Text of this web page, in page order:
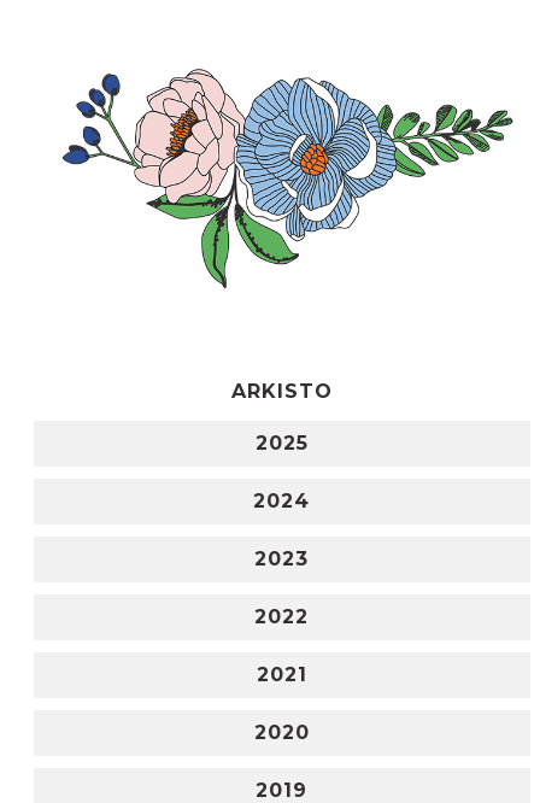
ARKISTO
2025
2024
2023
2022
2021
2020
2019